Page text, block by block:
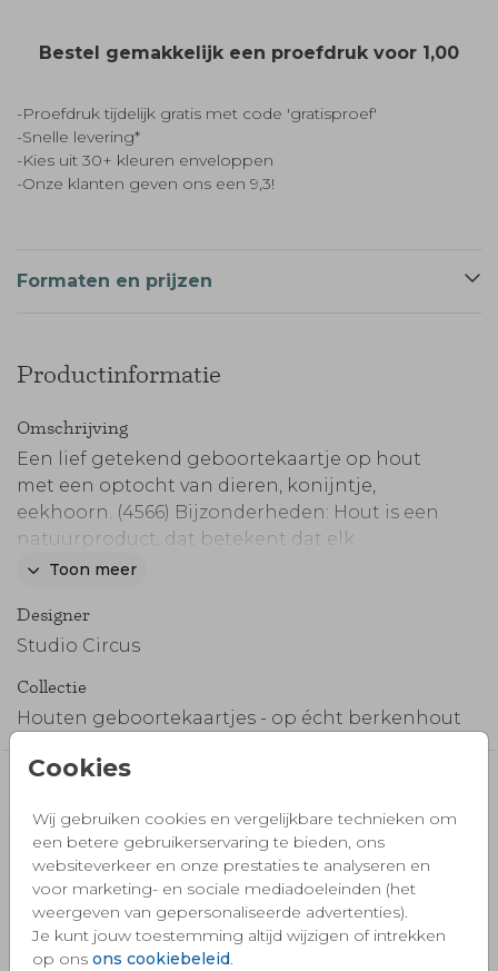
Cookies
Wij gebruiken cookies en vergelijkbare technieken om
een betere gebruikerservaring te bieden, ons
websiteverkeer en onze prestaties te analyseren en
voor marketing- en sociale mediadoeleinden (het
weergeven van gepersonaliseerde advertenties).
Je kunt jouw toestemming altijd wijzigen of intrekken
op ons ons cookiebeleid.
Bestel gemakkelijk een proefdruk voor 1,00
-Proefdruk tijdelijk gratis met code 'gratisproef'
-Snelle levering*
-Kies uit 30+ kleuren enveloppen
-Onze klanten geven ons een 9,3!
Formaten en prijzen
Productinformatie
Omschrijving
Een lief getekend geboortekaartje op hout
met een optocht van dieren, konijntje,
eekhoorn. (4566) Bijzonderheden: Hout is een
natuurproduct, dat betekent dat elk
nevenpatroon anders kan zijn Wit drukken op
niet Langere verzendtijd: Voor 18:00 uur
besteld, volgende werkdag verzonden
Toon meer
Designer
Studio Circus
Collectie
Houten geboortekaartjes - op écht berkenhout